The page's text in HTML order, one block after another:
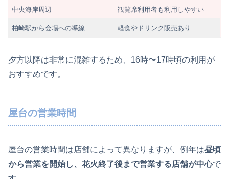
中央海岸周辺 観覧席利用者も利用しやすい
柏崎駅から会場への導線 軽食やドリンク販売あり
夕方以降は非常に混雑するため、16時〜17時頃の利用が
おすすめです。
屋台の営業時間
屋台の営業時間は店舗によって異なりますが、例年は昼頃
から営業を開始し、花火終了後まで営業する店舗が中心で